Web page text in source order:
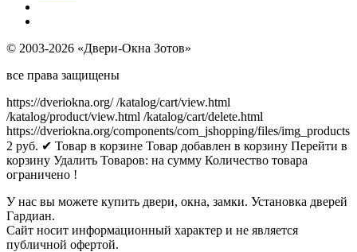
© 2003-2026 «Двери-Окна Зотов»
все права защищены
https://dveriokna.org/ /katalog/cart/view.html
/katalog/product/view.html /katalog/cart/delete.html
https://dveriokna.org/components/com_jshopping/files/img_products
2 руб. ✔ Товар в корзине Товар добавлен в корзину Перейти в
корзину Удалить Товаров: на сумму Количество товара
ограничено !
У нас вы можете купить двери, окна, замки. Установка дверей
Гардиан.
Сайт носит информационный характер и не является
публичной офертой.